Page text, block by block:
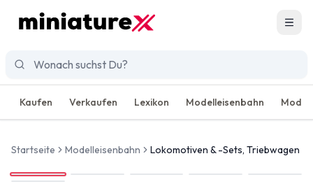
Menü
Kaufen Verkaufen Lexikon Modelleisenbahn
Startseite Modelleisenbahn Lokomotiven & -Sets, Triebwagen